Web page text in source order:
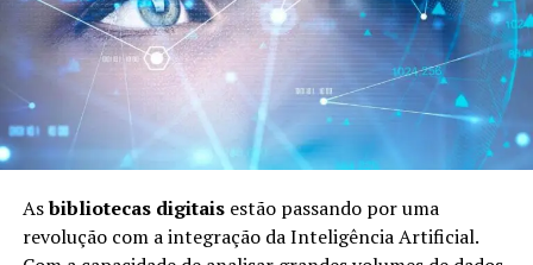
profundidade das emoções dos personagens. Isso cria
momentos de humor e drama que ressoam
profundamente com a audiência, aumentando o apego
emocional aos personagens.
Como os Dados Influenciam a
Estrutura da Série
A série se beneficia enormemente do uso de dados na
Asbibliotecas digitaisestão passando por uma
revolução com a integração da Inteligência Artificial.